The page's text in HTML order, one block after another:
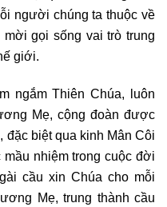
người chúng ta thuộc về
gọi sống vai trò trung
giới.
ngắm Thiên Chúa, luôn
Mẹ, cộng đoàn được
đặc biệt qua kinh Mân Côi
nhiệm trong cuộc đời
cầu xin Chúa cho mỗi
Mẹ, trung thành cầu